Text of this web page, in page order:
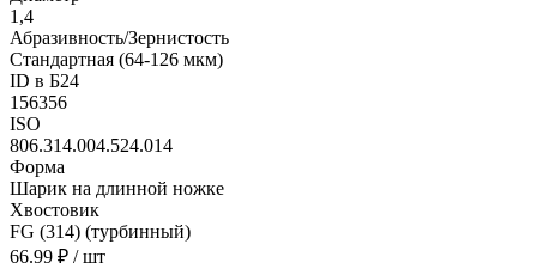
1,4
Абразивность/Зернистость
Стандартная (64-126 мкм)
ID в Б24
156356
ISO
806.314.004.524.014
Форма
Шарик на длинной ножке
Хвостовик
FG (314) (турбинный)
66.99 ₽ / шт